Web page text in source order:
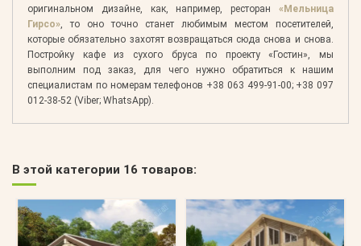
оригинальном дизайне, как, например, ресторан «Мельница
Гирсо», то оно точно станет любимым местом посетителей,
которые обязательно захотят возвращаться сюда снова и снова.
Постройку кафе из сухого бруса по проекту «Гостин», мы
выполним под заказ, для чего нужно обратиться к нашим
специалистам по номерам телефонов +38 063 499-91-00; +38 097
012-38-52 (Viber; WhatsApp).
В этой категории 16 товаров: